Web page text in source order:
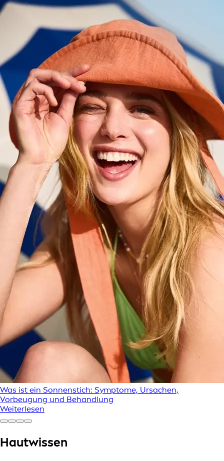
Was ist ein Sonnenstich: Symptome, Ursachen,
Vorbeugung und Behandlung
Weiterlesen
Hautwissen